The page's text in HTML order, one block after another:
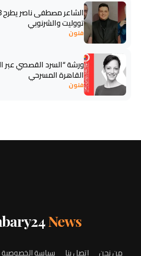
تووليت والشرنوبي
فنون
ورشة “السرد القصصي عبر
القاهرة المسرحي
فنون
News
من نحن اتصل بنا سياسة الخصوصية